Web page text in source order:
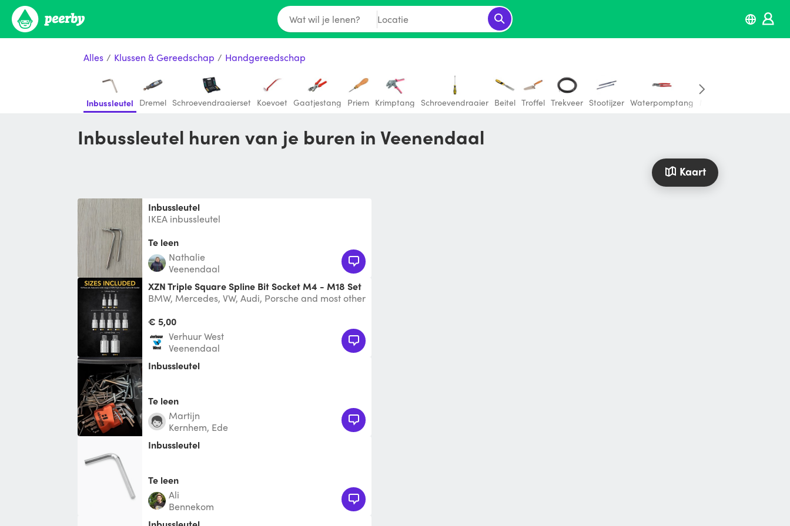
Wat wil je lenen? Locatie
Alles / Klussen & Gereedschap / Handgereedschap
Inbussleutel Dremel Schroevendraaierset Koevoet Gaatjestang Priem Krimptang Schroevendraaier Beitel Troffel Trekveer Stootijzer Waterpomptang
Inbussleutel huren van je buren in Veenendaal
Kaart
Inbussleutel
IKEA inbussleutel
Te leen
Nathalie
Veenendaal
XZN Triple Square Spline Bit Socket M4 - M18 Set
BMW, Mercedes, VW, Audi, Porsche and most other
€ 5,00
Verhuur West
Veenendaal
Inbussleutel
Te leen
Martijn
Kernhem, Ede
Inbussleutel
Te leen
Ali
Bennekom